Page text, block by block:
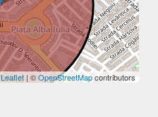
Leaflet| ©OpenStreetMapcontributors